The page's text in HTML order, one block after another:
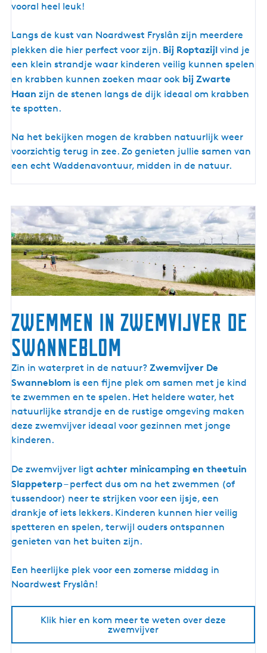
vooral heel leuk!
Langs de kust van Noardwest Fryslân zijn meerdere
plekken die hier perfect voor zijn. Bij Roptazijl vind je
een klein strandje waar kinderen veilig kunnen spelen
en krabben kunnen zoeken maar ook bij Zwarte
Haan zijn de stenen langs de dijk ideaal om krabben
te spotten.
Na het bekijken mogen de krabben natuurlijk weer
voorzichtig terug in zee. Zo genieten jullie samen van
een echt Waddenavontuur, midden in de natuur.
Zwemmen in zwemvijver De
Swanneblom
Z
w
e
m
m
e
i
n
z
w
e
m
i
j
e
Zin in waterpret in de natuur? Zwemvijver De
Swanneblom is een fijne plek om samen met je kind
te zwemmen en te spelen. Het heldere water, het
natuurlijke strandje en de rustige omgeving maken
deze zwemvijver ideaal voor gezinnen met jonge
kinderen.
De zwemvijver ligt achter minicamping en theetuin
Slappeterp– perfect dus om na het zwemmen (of
tussendoor) neer te strijken voor een ijsje, een
drankje of iets lekkers. Kinderen kunnen hier veilig
spetteren en spelen, terwijl ouders ontspannen
genieten van het buiten zijn.
Een heerlijke plek voor een zomerse middag in
Noardwest Fryslân!
Klik hier en kom meer te weten over deze
zwemvijver